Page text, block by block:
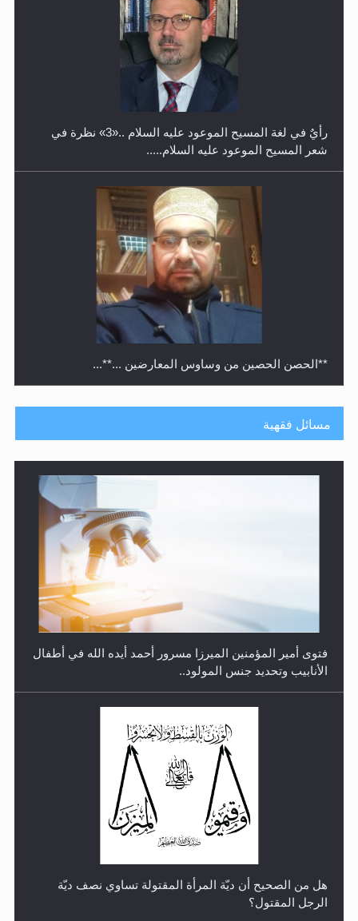
معرض القرآن الكريم لمدة ثلاثين يوما في مكتبة مدينة
ريهيماكي في فنلند
**الحصن الحصين من وساوس المعارضين ...**...
متطلَّبات التّحريك الجديد...
رأيٌ في لغة المسيح الموعود عليه السلام.. 4...
الهجرة: بحث عن الأمن والسلام في سبيل إرساء الأمن
مسائل فقهية
هل من الصحيح أن ديّة المرأة المقتولة تساوي نصف ديّة
الرجل المقتول؟
هل تعتبر الأشفار الاصطناعية (الرموش الاصطناعية) والأظافر
البلاستيكية وطلاء الأظافر حاجبا للوضوء وهل يُسمح الصلاة
بها؟